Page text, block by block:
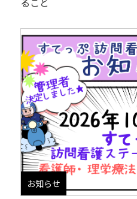
お知らせ